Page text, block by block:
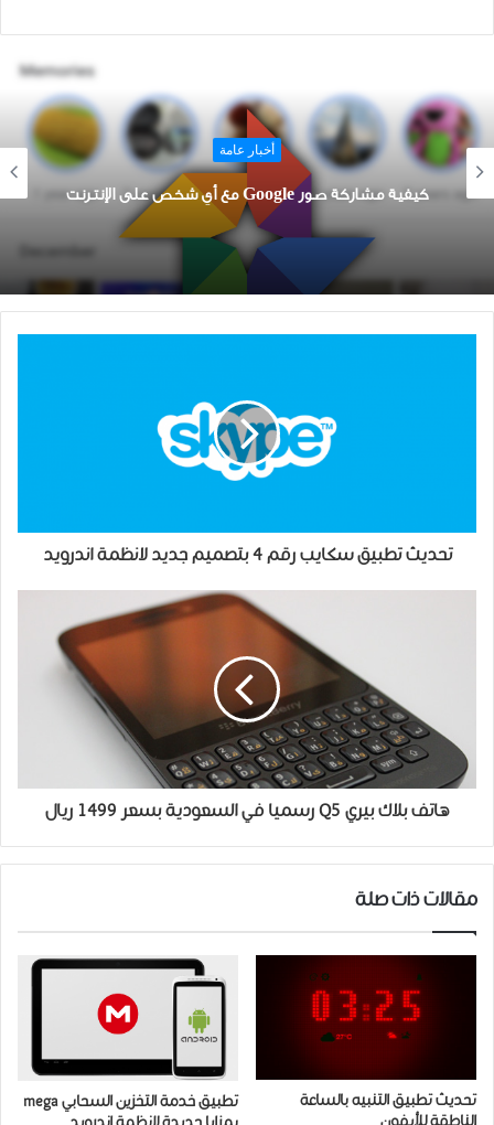
أخبار عامة
كيفية تنشيط الوضع الداكن في بحث Google
تحديث تطبيق سكايب رقم 4 بتصميم جديد لانظمة اندرويد
هاتف بلاك بيري Q5 رسميا في السعودية بسعر ١٤٩٩ ريال
مقالات ذات صلة
تحديث تطبيق التنبيه بالساعة
تطبيق خدمة التخزين السحابي mega